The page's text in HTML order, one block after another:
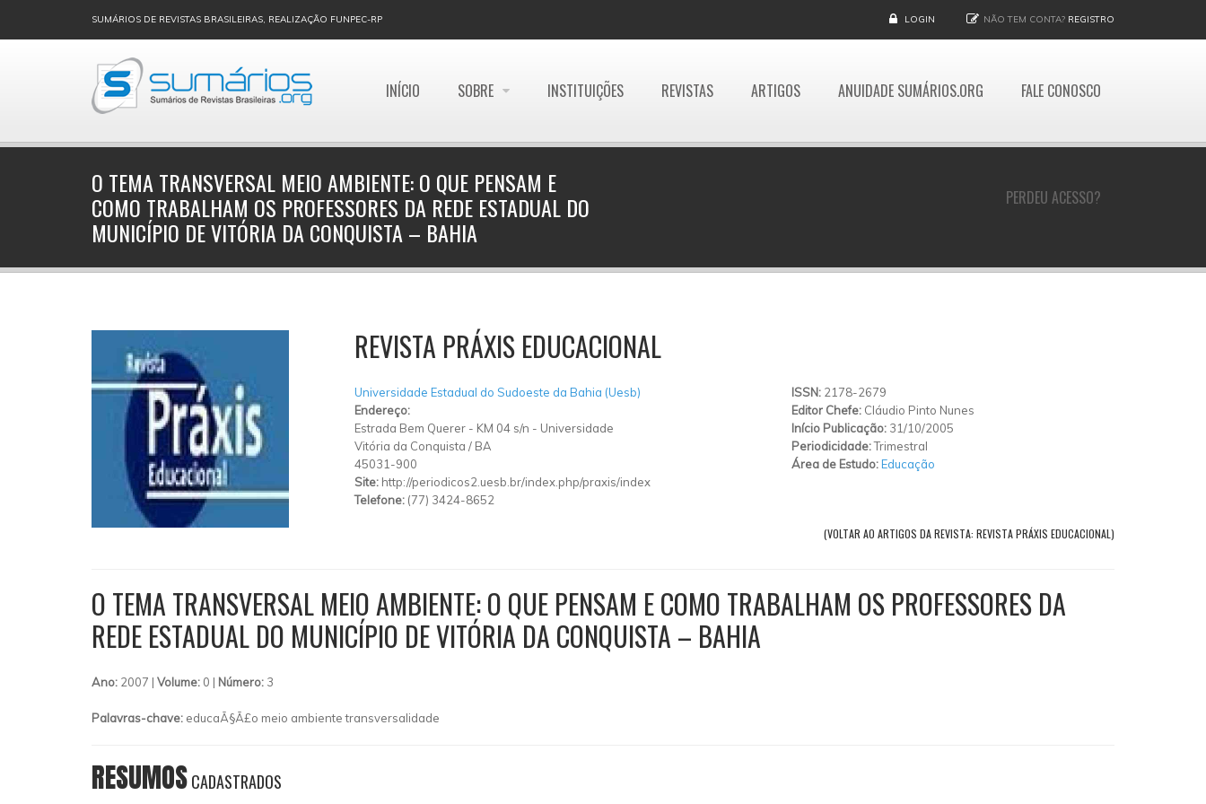
SUMÁRIOS DE REVISTAS BRASILEIRAS, REALIZAÇÃO FUNPEC-RP LOGIN NÃO TEM CONTA? REGISTRO
INÍCIO SOBRE INSTITUIÇÕES REVISTAS ARTIGOS ANUIDADE SUMÁRIOS.ORG FALE CONOSCO
PERDEU ACESSO?
O TEMA TRANSVERSAL MEIO AMBIENTE: O QUE PENSAM E
COMO TRABALHAM OS PROFESSORES DA REDE ESTADUAL DO
MUNICÍPIO DE VITÓRIA DA CONQUISTA – BAHIA
REVISTA PRÁXIS EDUCACIONAL
Universidade Estadual do Sudoeste da Bahia (Uesb)
Endereço:
Estrada Bem Querer- KM 04 s/n - Universidade
Vitória da Conquista / BA
45031-900
Site: http://periodicos2.uesb.br/index.php/praxis/index
Telefone: (77) 3424-8652
ISSN: 2178-2679
Editor Chefe: Cláudio Pinto Nunes
Início Publicação: 31/10/2005
Periodicidade:Trimestral
Área de Estudo:Educação
(VOLTAR AO ARTIGOS DA REVISTA: REVISTA PRÁXIS EDUCACIONAL)
O TEMA TRANSVERSAL MEIO AMBIENTE: O QUE PENSAM E COMO TRABALHAM OS PROFESSORES DA
REDE ESTADUAL DO MUNICÍPIO DE VITÓRIA DA CONQUISTA – BAHIA
Ano: 2007 | Volume: 0 | Número: 3
Palavras-chave: educaÃ§Ã£o meio ambiente transversalidade
RESUMOSCADASTRADOS